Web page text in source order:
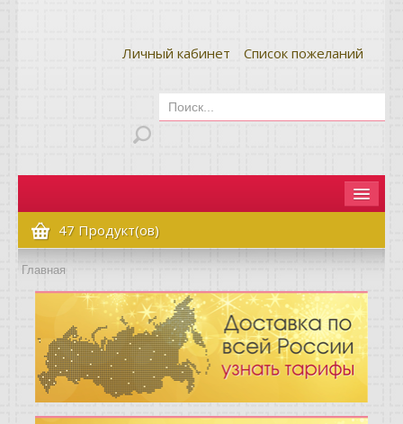
Личный кабинет Список пожеланий
Главная
Как сделать заказ
Оплата и доставка
Контакты
Вопрос-ответ
Отзывы
47 Продукт(ов)
Главная